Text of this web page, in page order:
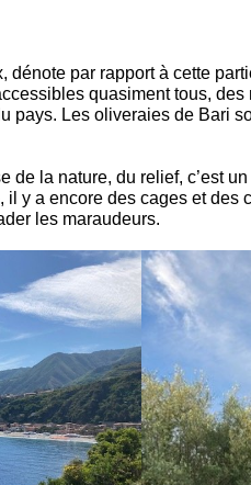
par rapport à cette
quasiment tous,
pays. Les oliveraies de Bari
la nature, du relief, c’est
y a encore des cages et des
les maraudeurs.